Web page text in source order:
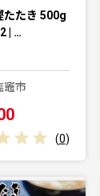
たたき 500g
| …
竈市
(0)